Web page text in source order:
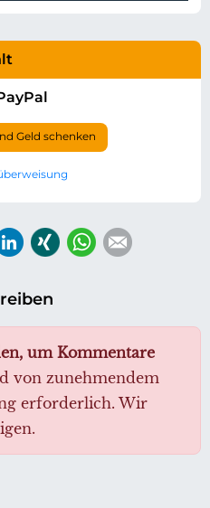
Geld schenken
LinkedIn
Xing WhatsApp
um Kommentare
von zunehmendem
erforderlich. Wir